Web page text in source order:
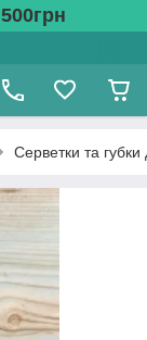
500грн
Серветки та